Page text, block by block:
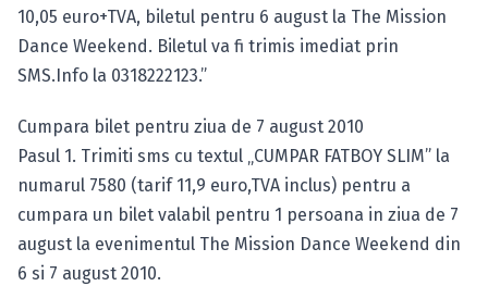
10,05 euro+TVA, biletul pentru 6 august la The Mission
Dance Weekend. Biletul va fi trimis imediat prin
SMS.Info la 0318222123.”
Cumpara bilet pentru ziua de 7 august 2010
Pasul 1. Trimiti sms cu textul „CUMPAR FATBOY SLIM” la
numarul 7580 (tarif 11,9 euro,TVA inclus) pentru a
cumpara un bilet valabil pentru 1 persoana in ziua de 7
august la evenimentul The Mission Dance Weekend din
6 si 7 august 2010.